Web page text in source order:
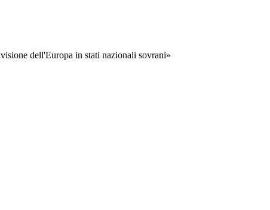
dell'Europa in stati nazionali sovrani»